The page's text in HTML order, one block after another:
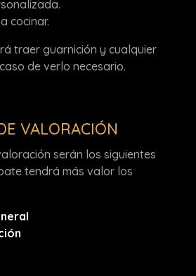
cocinar.
traer guarnición y cualquier
de verlo necesario.
VALORACIÓN
serán los siguientes
tendrá más valor los